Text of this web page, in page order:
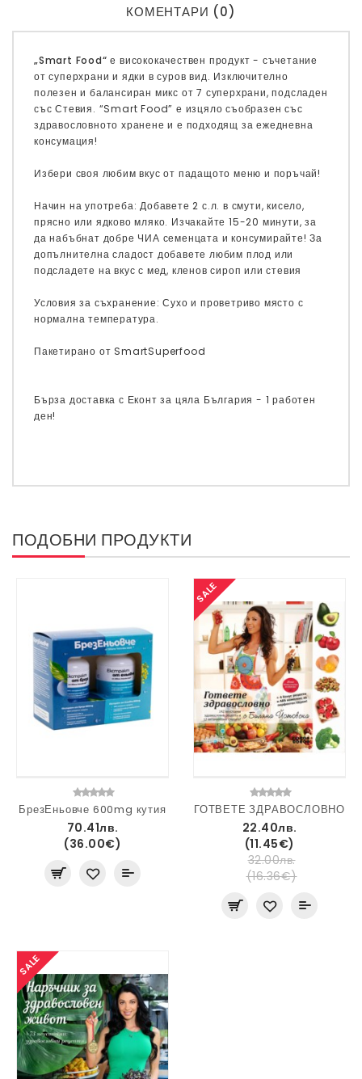
КОМЕНТАРИ (0)
„Smart Food“ е висококачествен продукт - съчетание
от суперхрани и ядки в суров вид. Изключително
полезен и балансиран микс от 7 суперхрани, подсладен
със Стевия. “Smart Food” е изцяло съобразен със
здравословното хранене и е подходящ за ежедневна
консумация!
Избери своя любим вкус от падащото меню и поръчай!
Начин на употреба: Добавете 2 с.л. в смути, кисело,
прясно или ядково мляко. Изчакайте 15-20 минути, за
да набъбнат добре ЧИА семенцата и консумирайте! За
допълнителна сладост добавете любим плод или
подсладете на вкус с мед, кленов сироп или стевия
Условия за съхранение: Сухо и проветриво място с
нормална температура.
Пакетирано от SmartSuperfood
Бърза доставка с Еконт за цяла България - 1 работен
ден!
ПОДОБНИ ПРОДУКТИ
БрезЕньовче 600mg кутия
70.41лв.
(36.00€)
SALE
ГОТВЕТЕ ЗДРАВОСЛОВНО
22.40лв.
(11.45€)
32.00лв.
(16.36€)
SALE